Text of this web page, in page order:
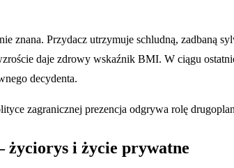
znana. Przydacz utrzymuje schludną, zadbaną
daje zdrowy wskaźnik BMI. W ciągu
decydenta.
zagranicznej prezencja odgrywa rolę
życiorys i życie prywatne